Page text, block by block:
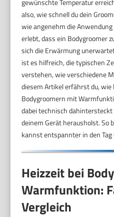
also, wie schnell du dein
wie angenehm die
erlebt, dass ein Bodygroomer
sich die Erwärmung
ist es hilfreich, die typischen
verstehen, wie verschiedene
diesem Artikel erfährst du, wie
Bodygroomern mit
dabei technisch
deinem Gerät herausholst. So
kannst entspannter in den
Heizzeit bei
Warmfunktion:
Vergleich